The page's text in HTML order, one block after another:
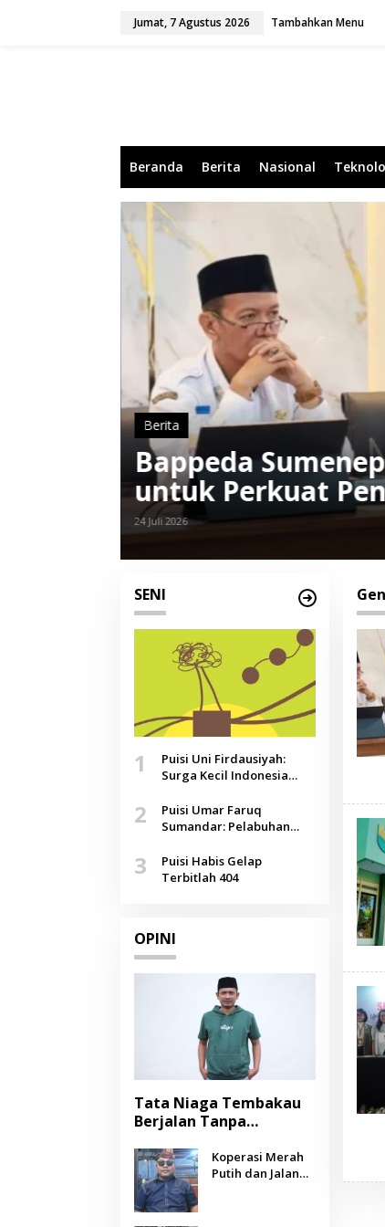
Jumat, 7 Agustus 2026 Tambahkan Menu
Beranda Berita Nasional
PosCurhat
Gender
Berita
22 Juli 2025
SENI
1
Puisi Uni Firdausiyah:
Surga Kecil Indonesia
Doa yang Jauh, Narasi
Agustus
2
Puisi Umar Faruq
Sumandar: Pelabuhan
Selendang Benang Merah
Lombang
3
Puisi Habis Gelap
Terbitlah 404
OPINI
Tata Niaga Tembakau
Berjalan Tanpa
Negara Berpihak
kepada Petani?
Koperasi Merah
Putih dan Jalan